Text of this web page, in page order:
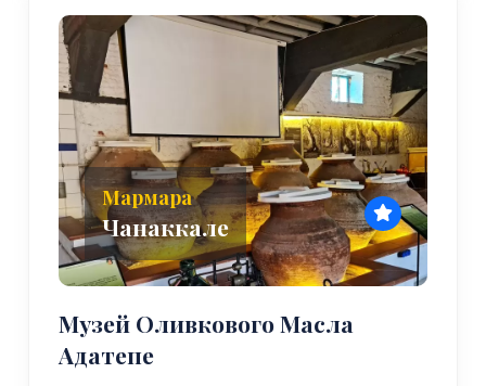
Мармара
Чанаккале
Музей Оливкового Масла
Адатепе